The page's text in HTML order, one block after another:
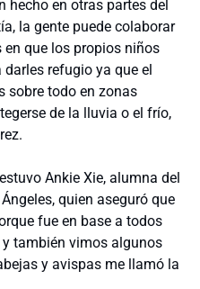
hecho en otras partes del
la gente puede colaborar
que los propios niños
darles refugio ya que el
sobre todo en zonas
de la lluvia o el frío,
Ankie Xie, alumna del
quien aseguró que
fue en base a todos
también vimos algunos
y avispas me llamó la